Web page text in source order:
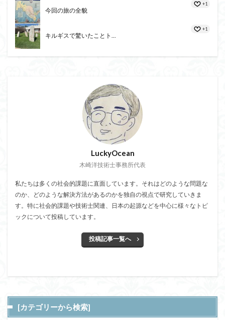
今回の旅の全貌
+1
キルギスで驚いたことト...
+1
LuckyOcean
木崎洋技術士事務所代表
私たちは多くの社会的課題に直面しています。それはどのような問題な
のか、どのような解決方法があるのかを独自の視点で研究していきま
す。特に社会的課題や技術士関連、日本の起源などを中心に様々なトピ
ックについて投稿しています。
投稿記事一覧へ
[カテゴリーから検索]